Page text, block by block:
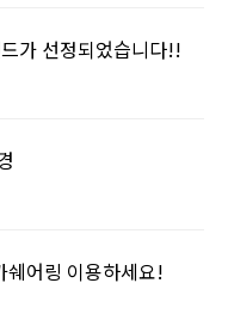
가 선정되었습니다!!
어링 이용하세요!